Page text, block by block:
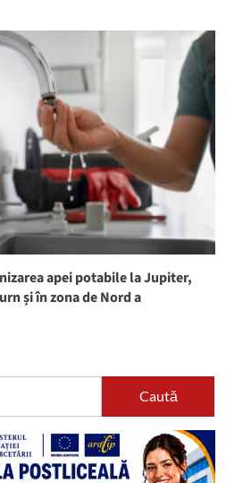
apei potabile la Jupiter,
și în zona de Nord a